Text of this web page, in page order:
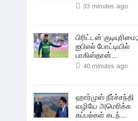
33 minutes ago
பிரிட்டன் குடியுரிமை;
ஐபிஎல் போட்டியில்
பாகிஸ்தான்...
40 minutes ago
ஹார்முஸ் நீர்ச்சந்தி
வழியே அமெரிக்க
கப்பல்கள் கடந்...